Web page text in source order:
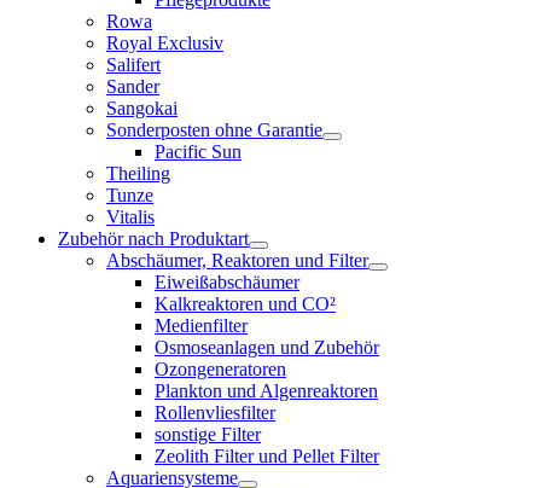
Rowa
Royal Exclusiv
Salifert
Sander
Sangokai
Sonderposten ohne Garantie
Pacific Sun
Theiling
Tunze
Vitalis
Zubehör nach Produktart
Abschäumer, Reaktoren und Filter
Eiweißabschäumer
Kalkreaktoren und CO²
Medienfilter
Osmoseanlagen und Zubehör
Ozongeneratoren
Plankton und Algenreaktoren
Rollenvliesfilter
sonstige Filter
Zeolith Filter und Pellet Filter
Aquariensysteme